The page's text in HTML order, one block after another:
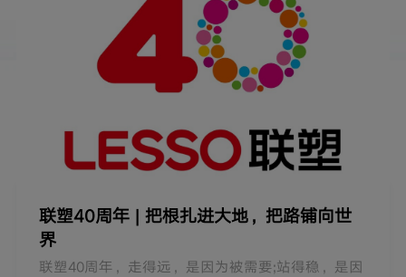
联塑40周年 | 把根扎进大地，把路铺向世
界
联塑40周年，走得远，是因为被需要;站得稳，是因